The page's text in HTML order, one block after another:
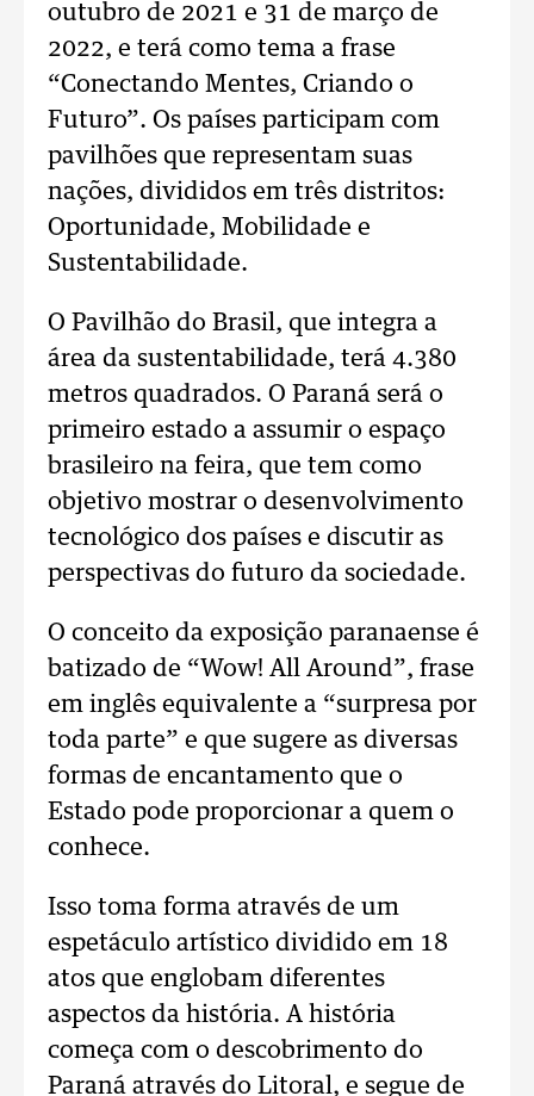
outubro de 2021 e 31 de março de
2022, e terá como tema a frase
“Conectando Mentes, Criando o
Futuro”. Os países participam com
pavilhões que representam suas
nações, divididos em três distritos:
Oportunidade, Mobilidade e
Sustentabilidade.
O Pavilhão do Brasil, que integra a
área da sustentabilidade, terá 4.380
metros quadrados. O Paraná será o
primeiro estado a assumir o espaço
brasileiro na feira, que tem como
objetivo mostrar o desenvolvimento
tecnológico dos países e discutir as
perspectivas do futuro da sociedade.
O conceito da exposição paranaense é
batizado de “Wow! All Around”, frase
em inglês equivalente a “surpresa por
toda parte” e que sugere as diversas
formas de encantamento que o
Estado pode proporcionar a quem o
conhece.
Isso toma forma através de um
espetáculo artístico dividido em 18
atos que englobam diferentes
aspectos da história. A história
começa com o descobrimento do
Paraná através do Litoral, e segue de